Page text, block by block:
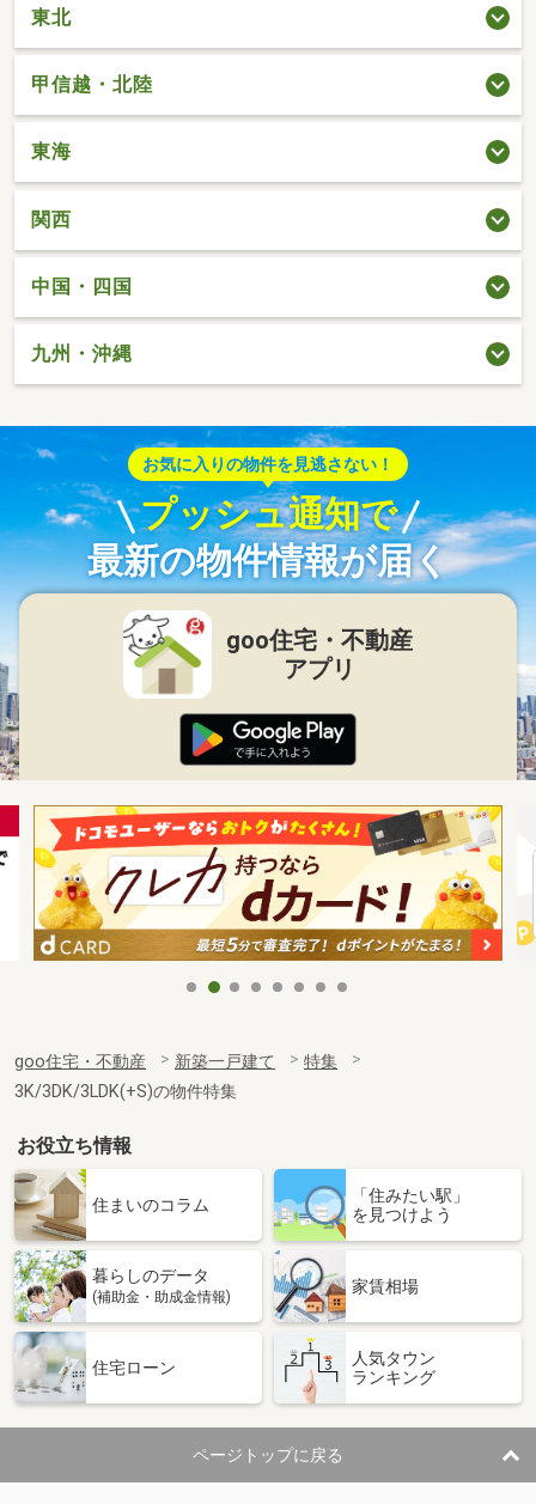
東北
甲信越・北陸
東海
関西
中国・四国
九州・沖縄
お気に入りの物件を見逃さない！
プッシュ通知で
最新の物件情報が届く
goo住宅・不動産
アプリ
goo住宅・不動産 新築一戸建て
特集
3K/3DK/3LDK(+S)の物件特集
お役立ち情報
住まいのコラム
「住みたい駅」
を見つけよう
暮らしのデータ
(補助金・助成金情報)
家賃相場
住宅ローン
人気タウン
ランキング
ページトップに戻る